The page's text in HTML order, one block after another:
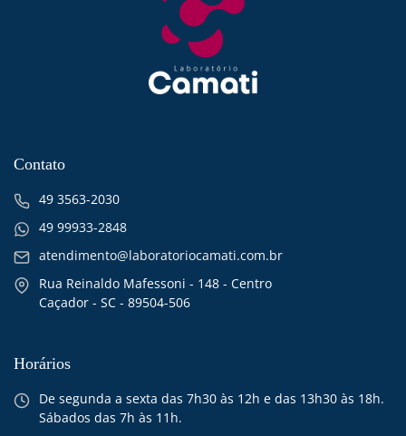
Contato
49 3563-2030
49 99933-2848
atendimento@laboratoriocamati.com.br
Rua Reinaldo Mafessoni - 148 - Centro
Caçador - SC - 89504-506
Horários
De segunda a sexta das 7h30 às 12h e das 13h30 às 18h.
Sábados das 7h às 11h.